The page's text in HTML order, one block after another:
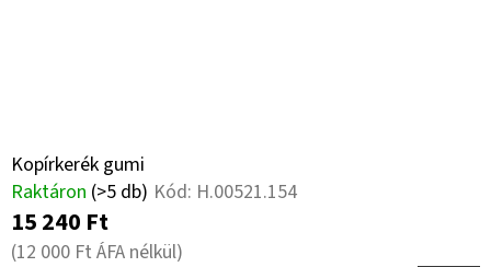
Kopírkerék gumi
Raktáron (>5 db) Kód: H.00521.154
15 240 Ft
(12 000 Ft ÁFA nélkül)